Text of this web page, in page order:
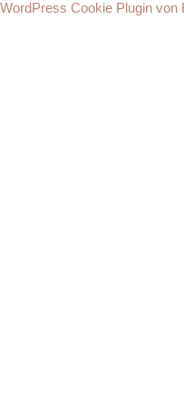
WordPress Cookie Plugin von